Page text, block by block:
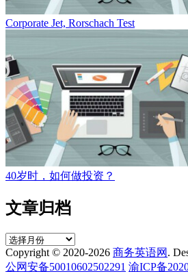
Corporate Jet, Rorschach Test
40岁时，如何做投资？
文章归档
文
章
归
Copyright © 2020-2026 商务英语网 .
公网安备50010602502291 渝ICP备